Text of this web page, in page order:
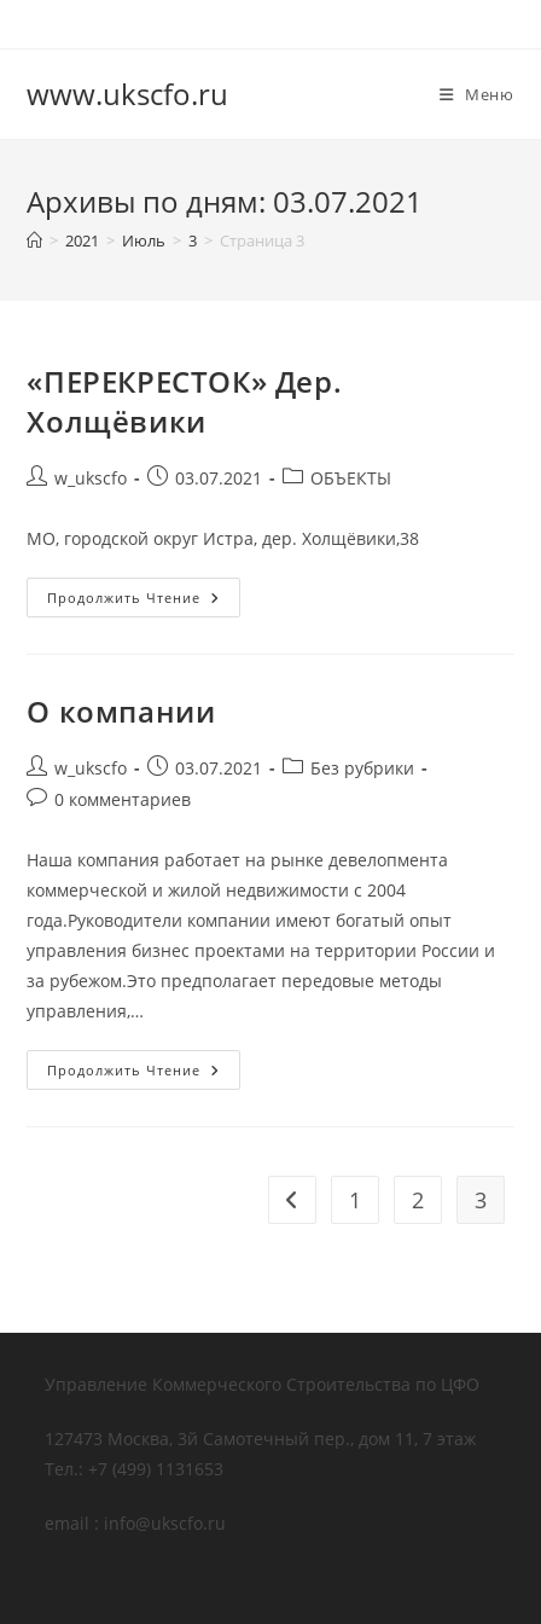
www.ukscfo.ru Меню
Архивы по дням: 03.07.2021
> 2021 > Июль > 3 > Страница 3
«ПЕРЕКРЕСТОК» Дер.
Холщёвики
Авторw_ukscfo
Запись03.07.2021
Рубрика
ОБЪЕКТЫ
МО, городской округ Истра, дер. Холщёвики,38
Продолжить Чтение «ПЕРЕКРЕСТОК»
Дер.
О компании
Автор
записи:
w_ukscfo
Запись
опубликована:
03.07.2021
Рубрика
Без рубрики
Комментарии
записи:
0 комментариев
Наша компания работает на рынке девелопмента
коммерческой и жилой недвижимости с 2004
года.Руководители компании имеют богатый опыт
управления бизнес проектами на территории России и
за рубежом.Это предполагает передовые методы
управления,…
Продолжить Чтение О
Компании
Перейти на предыдущую
1 2 3
Управление Коммерческого Строительства по ЦФО
127473 Москва, 3й Самотечный пер., дом 11, 7 этаж
Тел.: +7 (499) 1131653
email : info@ukscfo.ru